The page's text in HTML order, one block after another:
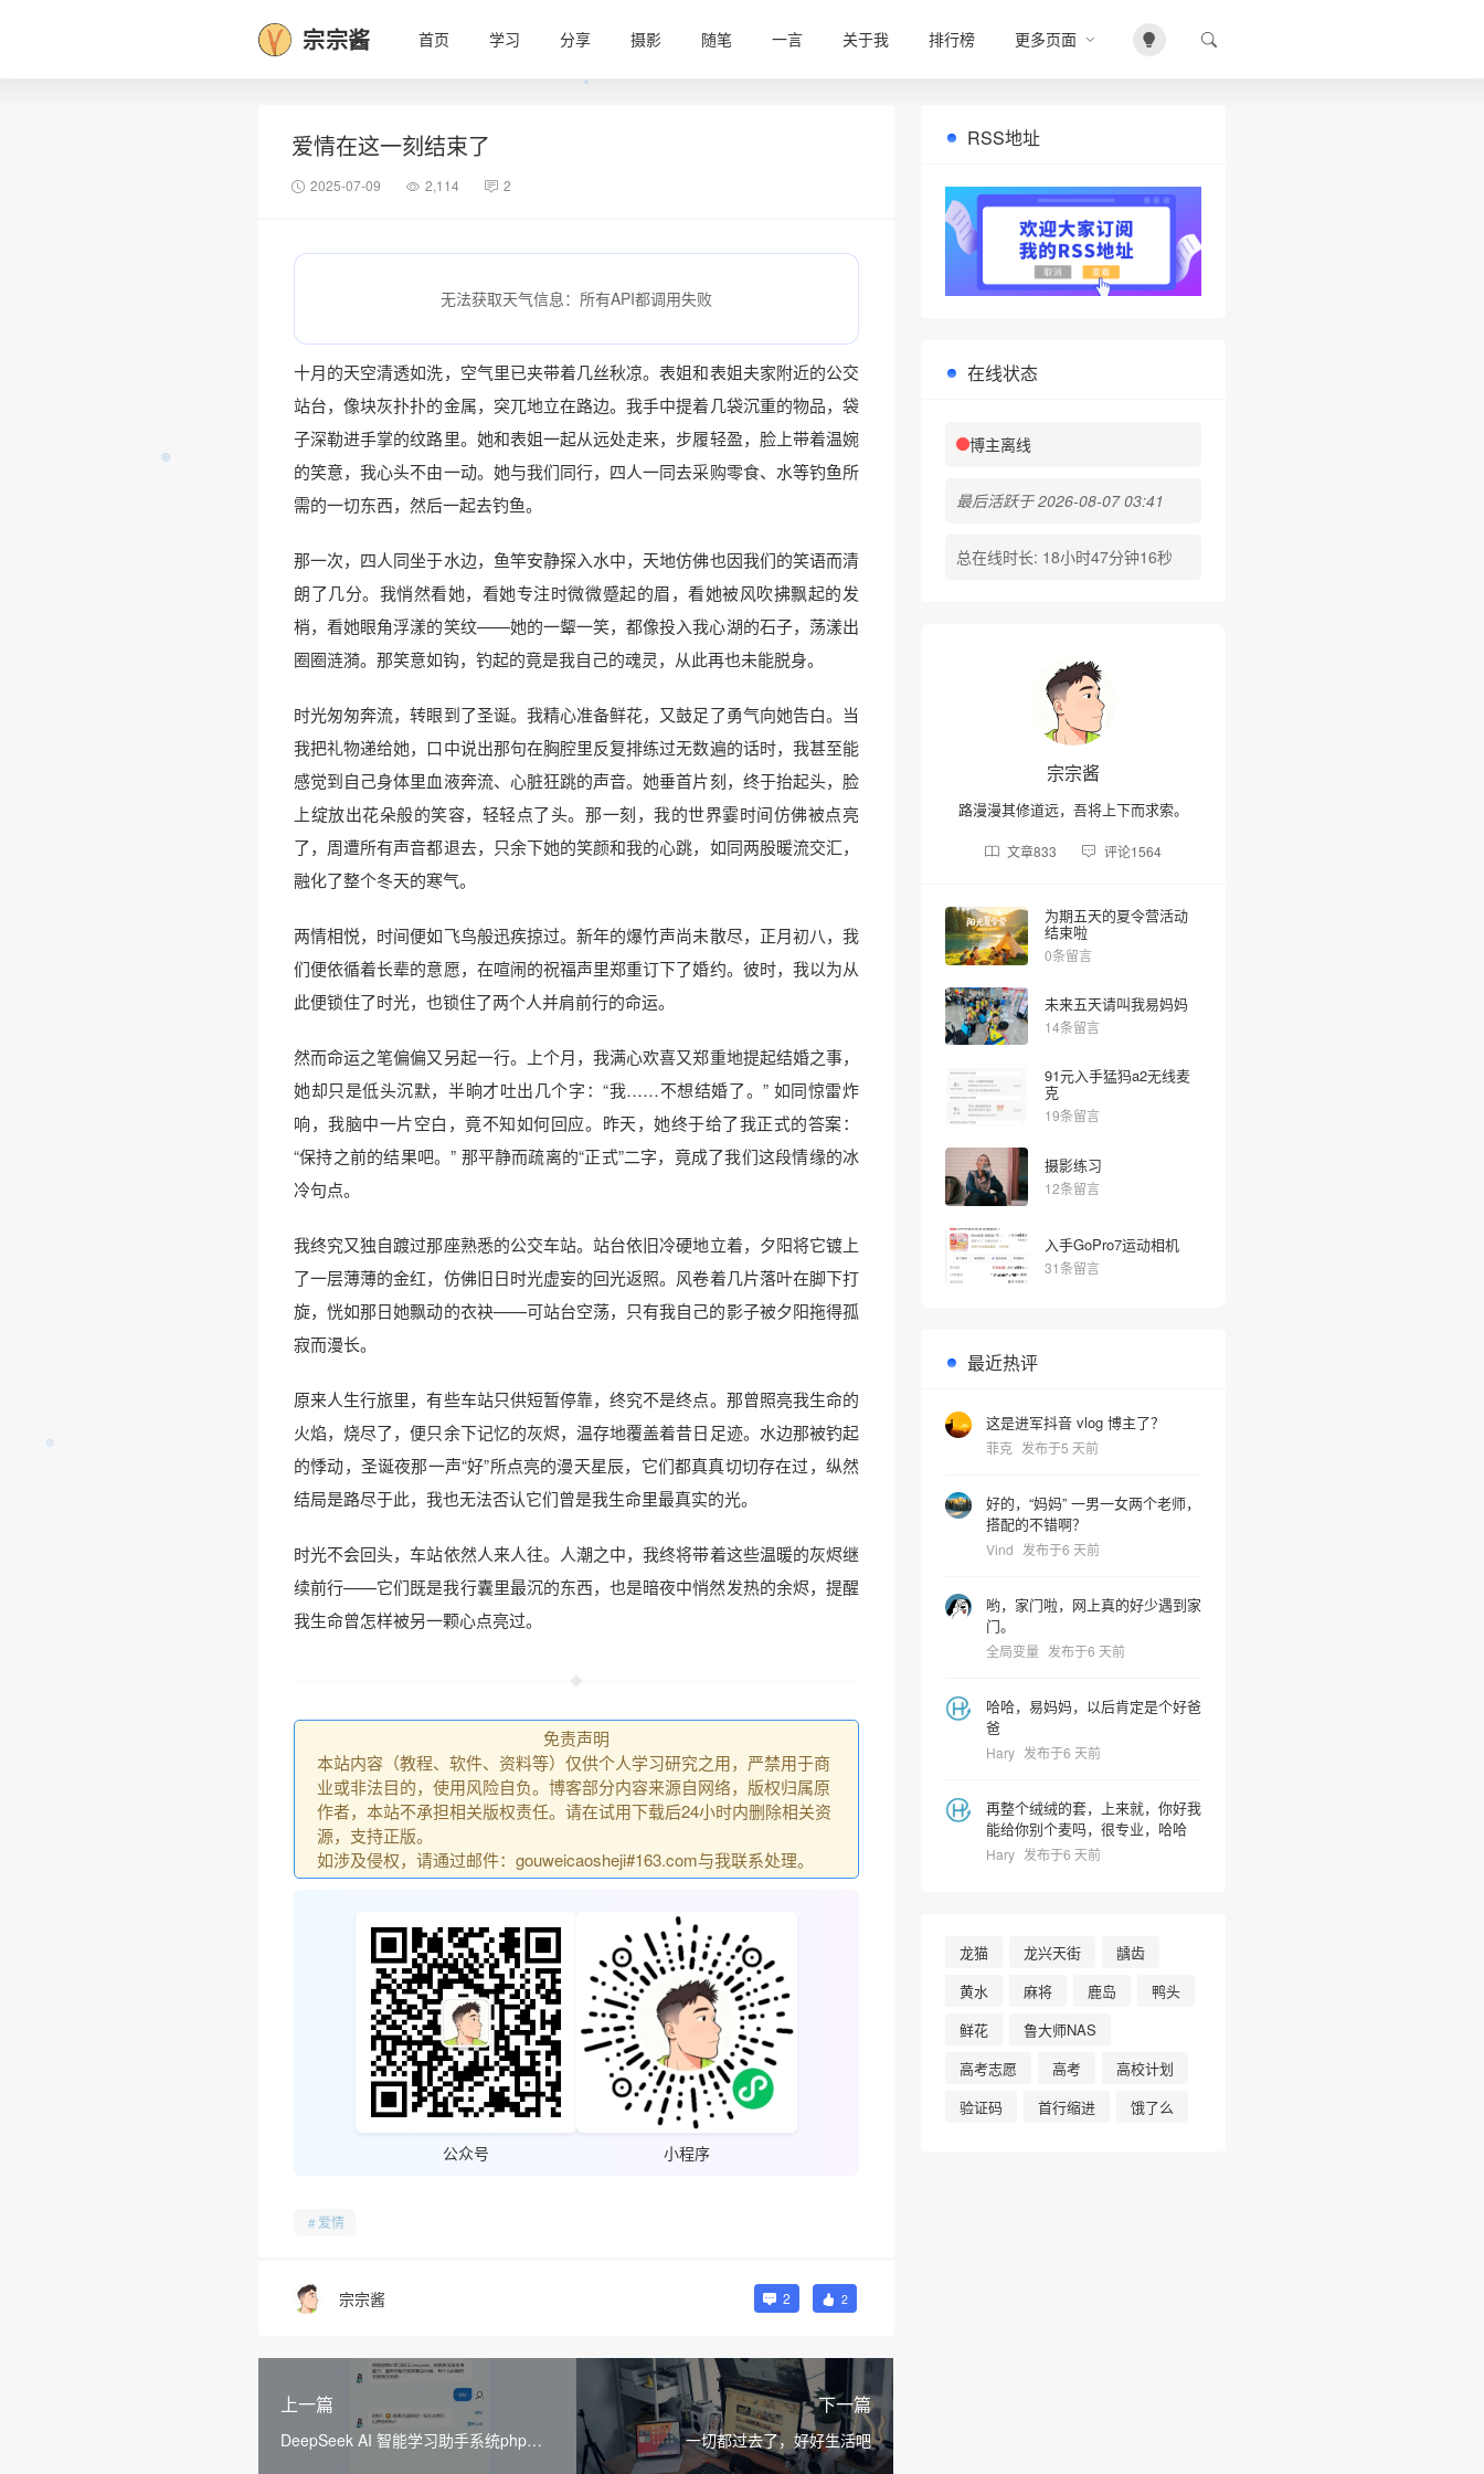
•
❆
宗宗酱 首页 学习 分享 摄影 随笔 一言 关于我 排行榜 更多页面
爱情在这一刻结束了
2025-07-09 2,114 2
无法获取天气信息：所有API都调用失败
十月的天空清透如洗，空气里已夹带着几丝秋凉。表姐和表姐夫家附近的公交
站台，像块灰扑扑的金属，突兀地立在路边。我手中提着几袋沉重的物品，袋
子深勒进手掌的纹路里。她和表姐一起从远处走来，步履轻盈，脸上带着温婉
的笑意，我心头不由一动。她与我们同行，四人一同去采购零食、水等钓鱼所
需的一切东西，然后一起去钓鱼。
那一次，四人同坐于水边，鱼竿安静探入水中，天地仿佛也因我们的笑语而清
朗了几分。我悄然看她，看她专注时微微蹙起的眉，看她被风吹拂飘起的发
梢，看她眼角浮漾的笑纹——她的一颦一笑，都像投入我心湖的石子，荡漾出
圈圈涟漪。那笑意如钩，钓起的竟是我自己的魂灵，从此再也未能脱身。
时光匆匆奔流，转眼到了圣诞。我精心准备鲜花，又鼓足了勇气向她告白。当
我把礼物递给她，口中说出那句在胸腔里反复排练过无数遍的话时，我甚至能
感觉到自己身体里血液奔流、心脏狂跳的声音。她垂首片刻，终于抬起头，脸
上绽放出花朵般的笑容，轻轻点了头。那一刻，我的世界霎时间仿佛被点亮
了，周遭所有声音都退去，只余下她的笑颜和我的心跳，如同两股暖流交汇，
融化了整个冬天的寒气。
两情相悦，时间便如飞鸟般迅疾掠过。新年的爆竹声尚未散尽，正月初八，我
们便依循着长辈的意愿，在喧闹的祝福声里郑重订下了婚约。彼时，我以为从
此便锁住了时光，也锁住了两个人并肩前行的命运。
然而命运之笔偏偏又另起一行。上个月，我满心欢喜又郑重地提起结婚之事，
她却只是低头沉默，半晌才吐出几个字：“我……不想结婚了。” 如同惊雷炸
响，我脑中一片空白，竟不知如何回应。昨天，她终于给了我正式的答案：
“保持之前的结果吧。” 那平静而疏离的“正式”二字，竟成了我们这段情缘的冰
冷句点。
我终究又独自踱过那座熟悉的公交车站。站台依旧冷硬地立着，夕阳将它镀上
了一层薄薄的金红，仿佛旧日时光虚妄的回光返照。风卷着几片落叶在脚下打
旋，恍如那日她飘动的衣袂——可站台空荡，只有我自己的影子被夕阳拖得孤
寂而漫长。
原来人生行旅里，有些车站只供短暂停靠，终究不是终点。那曾照亮我生命的
火焰，烧尽了，便只余下记忆的灰烬，温存地覆盖着昔日足迹。水边那被钓起
的悸动，圣诞夜那一声“好”所点亮的漫天星辰，它们都真真切切存在过，纵然
结局是路尽于此，我也无法否认它们曾是我生命里最真实的光。
时光不会回头，车站依然人来人往。人潮之中，我终将带着这些温暖的灰烬继
续前行——它们既是我行囊里最沉的东西，也是暗夜中悄然发热的余烬，提醒
我生命曾怎样被另一颗心点亮过。
免责声明
本站内容（教程、软件、资料等）仅供个人学习研究之用，严禁用于商
业或非法目的，使用风险自负。博客部分内容来源自网络，版权归属原
作者，本站不承担相关版权责任。请在试用下载后24小时内删除相关资
源，支持正版。
如涉及侵权，请通过邮件：gouweicaosheji#163.com与我联系处理。
公众号 小程序
爱情
宗宗酱 2 2
上一篇
DeepSeek AI 智能学习助手系统php网
下一篇
一切都过去了，好好生活吧
RSS地址
在线状态
博主离线
最后活跃于 2026-08-07 03:41
总在线时长: 18小时47分钟16秒
宗宗酱
路漫漫其修道远，吾将上下而求索。
文章833 评论1564
为期五天的夏令营活动
结束啦
0条留言
未来五天请叫我易妈妈
14条留言
91元入手猛犸a2无线麦
克
19条留言
摄影练习
12条留言
入手GoPro7运动相机
31条留言
最近热评
这是进军抖音 vlog 博主了？
菲克 发布于5 天前
好的，“妈妈” 一男一女两个老师，
搭配的不错啊？
Vind 发布于6 天前
哟，家门啦，网上真的好少遇到家
门。
全局变量 发布于6 天前
哈哈，易妈妈，以后肯定是个好爸
爸
Hary 发布于6 天前
再整个绒绒的套，上来就，你好我
能给你别个麦吗，很专业，哈哈
Hary 发布于6 天前
龙猫 龙兴天街
龋齿
黄水
麻将 鹿岛
鸭头
鲜花
鲁大师NAS
高考志愿
高考
高校计划
验证码
首行缩进 饿了么